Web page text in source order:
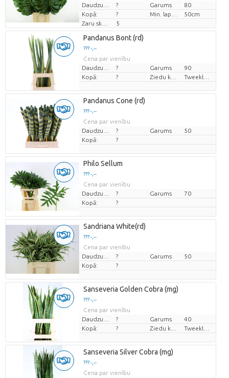
? Garums
80
Kopā:
?
50cm
Zaru skaits
5
Pandanus Bont (rd)
??? -,--
Cena par vienību
? Garums
90
Kopā:
?
Pandanus Cone (rd)
??? -,--
Cena par vienību
? Garums
50
Kopā:
?
Philo Sellum
??? -,--
Cena par vienību
? Garums
70
Kopā:
?
Sandriana White(rd)
??? -,--
Cena par vienību
? Garums
50
Kopā:
?
Sanseveria Golden Cobra (mg)
??? -,--
Cena par vienību
? Garums
40
Kopā:
?
Sanseveria Silver Cobra (mg)
??? -,--
Cena par vienību